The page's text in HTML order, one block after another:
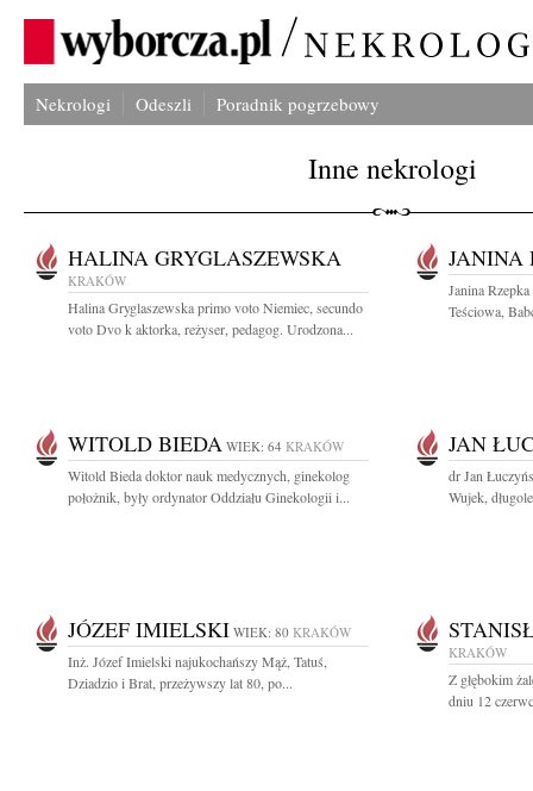
Nekrologi Odeszli Poradnik pogrzebowy
Inne nekrologi
HALINA GRYGLASZEWSKA
KRAKÓW
Halina Gryglaszewska primo voto Niemiec, secundo
voto Dvo k aktorka, reżyser, pedagog. Urodzona...
JANINA
Janina
Teściowa,
WITOLD BIEDA WIEK: 64 KRAKÓW
Witold Bieda doktor nauk medycznych, ginekolog
położnik, były ordynator Oddziału Ginekologii i...
JAN
dr Jan
Wujek,
JÓZEF IMIELSKI WIEK: 80 KRAKÓW
Inż. Józef Imielski najukochańszy Mąż, Tatuś,
Dziadzio i Brat, przeżywszy lat 80, po...
KRAKÓW
Z głębokim
dniu 12